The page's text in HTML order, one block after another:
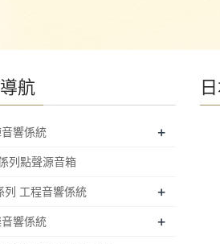
航
響係統 +
列點聲源音箱
列 工程音響係統 +
響係統 +